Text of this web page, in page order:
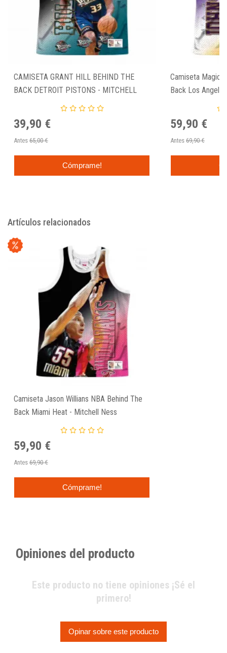
CAMISETA GRANT HILL BEHIND THE
BACK DETROIT PISTONS - MITCHELL
39,90 €
Antes 65,00 €
Cómprame!
Camiseta Magic
Back Los
59,90 €
Antes 69,90 €
Artículos relacionados
Camiseta Jason Willians NBA Behind The
Back Miami Heat - Mitchell Ness
59,90 €
Antes 69,90 €
Cómprame!
Opiniones del producto
Este producto no tiene opiniones ¡Sé el
primero!
Opinar sobre este producto